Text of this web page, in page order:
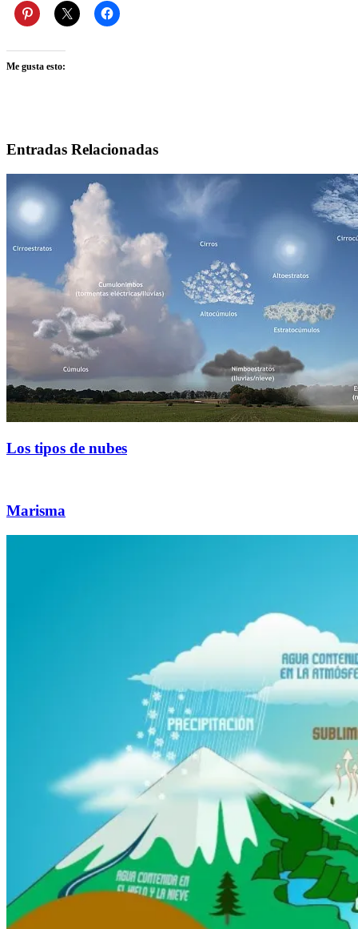
Me gusta esto:
Entradas Relacionadas
Los tipos de nubes
Marisma